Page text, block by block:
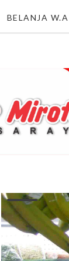
BELANJA W.A